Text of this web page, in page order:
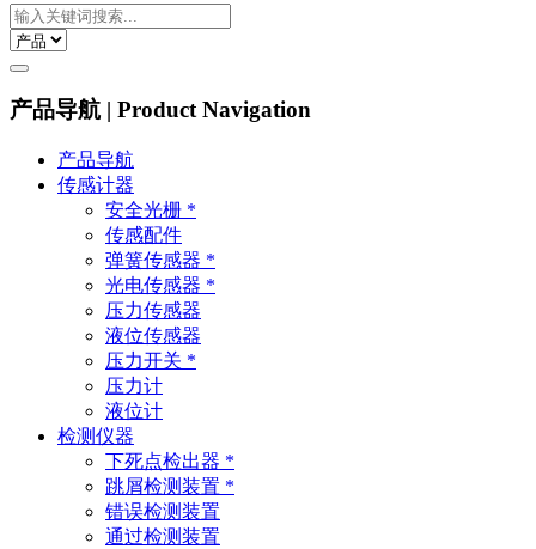
产品导航 | Product Navigation
产品导航
传感计器
安全光栅 *
传感配件
弹簧传感器 *
光电传感器 *
压力传感器
液位传感器
压力开关 *
压力计
液位计
检测仪器
下死点检出器 *
跳屑检测装置 *
错误检测装置
通过检测装置